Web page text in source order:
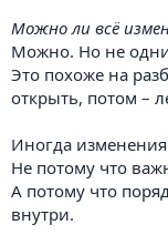
Можно ли всё
Можно. Но не
Это похоже на
открыть, потом –
Иногда
Не потому что
А потому что
внутри.